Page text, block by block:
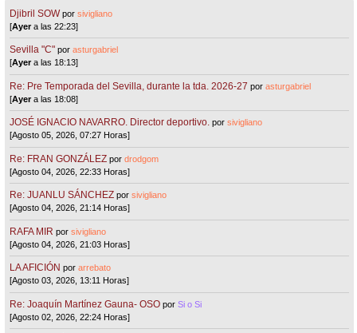
Djibril SOW porsivigliano
[Ayera las 22:23]
Sevilla "C"porasturgabriel
[Ayera las 18:13]
Re: Pre Temporada del Sevilla, durante la tda. 2026-27 porasturgabriel
[Ayera las 18:08]
JOSÉ IGNACIO NAVARRO. Director deportivo. porsivigliano
[Agosto 05, 2026, 07:27 Horas]
Re: FRAN GONZÁLEZ pordrodgom
[Agosto 04, 2026, 22:33 Horas]
Re: JUANLU SÁNCHEZ porsivigliano
[Agosto 04, 2026, 21:14 Horas]
RAFA MIR porsivigliano
[Agosto 04, 2026, 21:03 Horas]
LA AFICIÓN porarrebato
[Agosto 03, 2026, 13:11 Horas]
Re: Joaquín Martínez Gauna- OSO porSi o Si
[Agosto 02, 2026, 22:24 Horas]